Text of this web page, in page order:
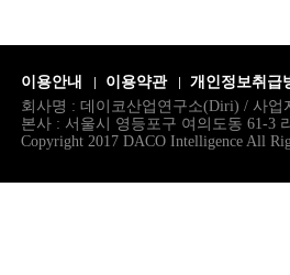
이용안내 이용약관 개인정보취급
회사명 : 데이코산업연구소(Diri) / 사업
본사 : 서울시 영등포구 여의도동 61-3
Copyright 2017 DACO Intelligence All